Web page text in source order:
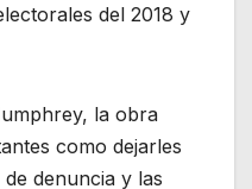
del 2018 y
la obra
como dejarles
denuncia y las